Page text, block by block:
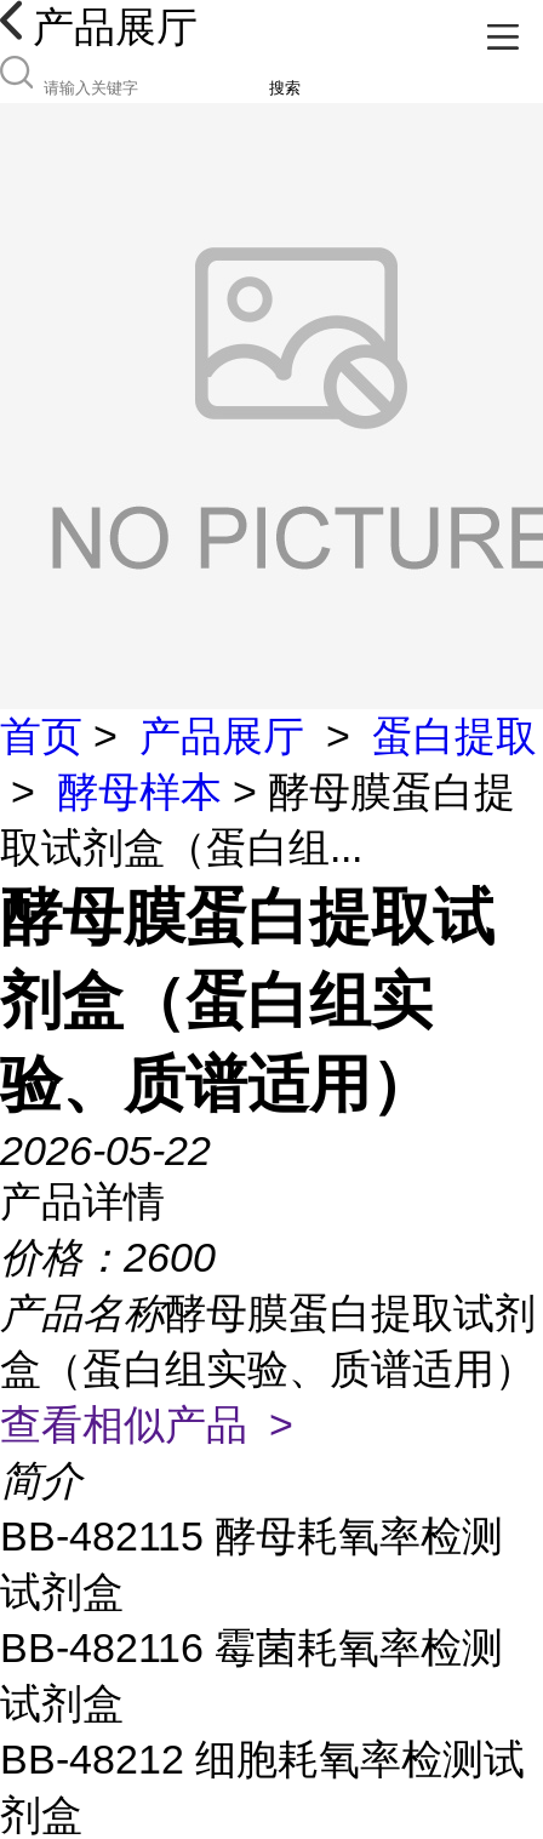
产品展厅
搜索
首页 > 产品展厅 > 蛋白提取
> 酵母样本 > 酵母膜蛋白提
取试剂盒（蛋白组...
酵母膜蛋白提取试
剂盒（蛋白组实
验、质谱适用）
2026-05-22
产品详情
价格： 2600
产品名称酵母膜蛋白提取试剂
盒（蛋白组实验、质谱适用）
查看相似产品 >
简介
BB-482115 酵母耗氧率检测
试剂盒
BB-482116 霉菌耗氧率检测
试剂盒
BB-48212 细胞耗氧率检测试
剂盒